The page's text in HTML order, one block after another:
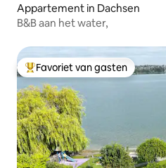
Appartement in Dachsen
B&B aan het water,
Topfavoriet van gasten
Favoriet van gasten